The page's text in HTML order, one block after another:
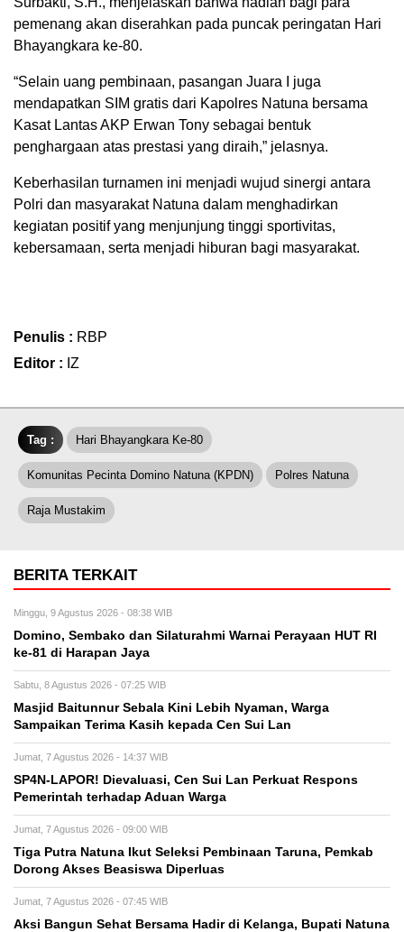
pemenang akan diserahkan pada puncak peringatan Hari
Bhayangkara ke-80.
“Selain uang pembinaan, pasangan Juara I juga
mendapatkan SIM gratis dari Kapolres Natuna bersama
Kasat Lantas AKP Erwan Tony sebagai bentuk
penghargaan atas prestasi yang diraih,” jelasnya.
Keberhasilan turnamen ini menjadi wujud sinergi antara
Polri dan masyarakat Natuna dalam menghadirkan
kegiatan positif yang menjunjung tinggi sportivitas,
kebersamaan, serta menjadi hiburan bagi masyarakat.
Penulis : RBP
Editor : IZ
Tag : Hari Bhayangkara Ke-80
Komunitas Pecinta Domino Natuna (KPDN) Polres Natuna
Raja Mustakim
BERITA TERKAIT
Minggu, 9 Agustus 2026 - 08:38 WIB
Domino, Sembako dan Silaturahmi Warnai Perayaan HUT RI
ke-81 di Harapan Jaya
Sabtu, 8 Agustus 2026 - 07:25 WIB
Masjid Baitunnur Sebala Kini Lebih Nyaman, Warga
Sampaikan Terima Kasih kepada Cen Sui Lan
Jumat, 7 Agustus 2026 - 14:37 WIB
SP4N-LAPOR! Dievaluasi, Cen Sui Lan Perkuat Respons
Pemerintah terhadap Aduan Warga
Jumat, 7 Agustus 2026 - 09:00 WIB
Tiga Putra Natuna Ikut Seleksi Pembinaan Taruna, Pemkab
Dorong Akses Beasiswa Diperluas
Jumat, 7 Agustus 2026 - 07:45 WIB
Aksi Bangun Sehat Bersama Hadir di Kelanga, Bupati Natuna